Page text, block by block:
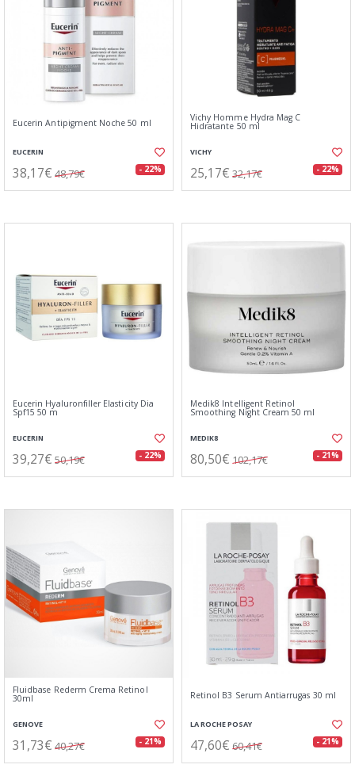
Eucerin Antipigment Noche 50 ml
EUCERIN
38,17€ 48,79€ - 22%
Vichy Homme Hydra Mag C
Hidratante 50 ml
VICHY
25,17€ 32,17€ - 22%
Eucerin Hyaluronfiller Elasticity Dia
Spf15 50 m
EUCERIN
39,27€ 50,19€ - 22%
Medik8 Intelligent Retinol
Smoothing Night Cream 50 ml
MEDIK8
80,50€ 102,17€ - 21%
Fluidbase Rederm Crema Retinol
30ml
GENOVE
31,73€ 40,27€ - 21%
Retinol B3 Serum Antiarrugas 30 ml
LA ROCHE POSAY
47,60€ 60,41€ - 21%